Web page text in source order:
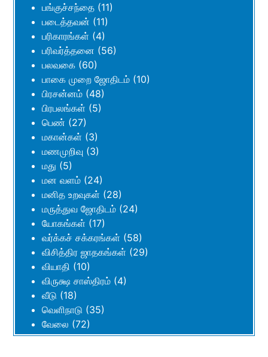
பங்குச்சந்தை (11)
படைத்தவன் (11)
பரிகாரங்கள் (4)
பரிவர்த்தனை (56)
பலவகை (60)
பாகை முறை ஜோதிடம் (10)
பிரசன்னம் (48)
பிரபலங்கள் (5)
பெண் (27)
மகான்கள் (3)
மணமுறிவு (3)
மது (5)
மன வளம் (24)
மனித உறவுகள் (28)
மருத்துவ ஜோதிடம் (24)
யோகங்கள் (17)
வர்க்கச் சக்கரங்கள் (58)
விசித்திர ஜாதகங்கள் (29)
வியாதி (10)
விருக்ஷ சாஸ்திரம் (4)
வீடு (18)
வெளிநாடு (35)
வேலை (72)